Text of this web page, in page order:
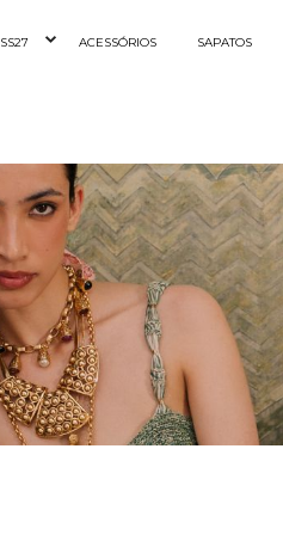
SS27 ACESSÓRIOS SAPATOS